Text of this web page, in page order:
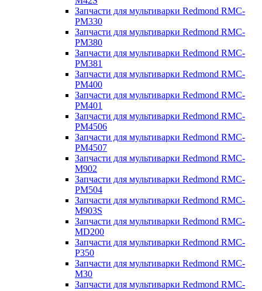
Запчасти для мультиварки Redmond RMC-
PM330
Запчасти для мультиварки Redmond RMC-
PM380
Запчасти для мультиварки Redmond RMC-
PM381
Запчасти для мультиварки Redmond RMC-
PM400
Запчасти для мультиварки Redmond RMC-
PM401
Запчасти для мультиварки Redmond RMC-
PM4506
Запчасти для мультиварки Redmond RMC-
PM4507
Запчасти для мультиварки Redmond RMC-
M902
Запчасти для мультиварки Redmond RMC-
PM504
Запчасти для мультиварки Redmond RMC-
M903S
Запчасти для мультиварки Redmond RMC-
MD200
Запчасти для мультиварки Redmond RMC-
P350
Запчасти для мультиварки Redmond RMC-
M30
Запчасти для мультиварки Redmond RMC-